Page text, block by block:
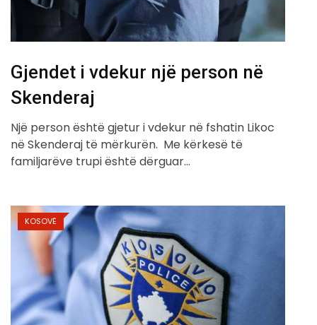
Gjendet i vdekur një person në
Skenderaj
Një person është gjetur i vdekur në fshatin Likoc
në Skenderaj të mërkurën. Me kërkesë të
familjarëve trupi është dërguar…
KOSOVË